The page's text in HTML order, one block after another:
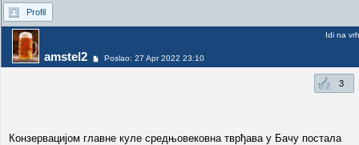
Profil
amstel2 Poslao: 27 Apr 2022 23:10
Idi na vrh
3
Конзервацијом главне куле средњовековна тврђава у Бачу постала